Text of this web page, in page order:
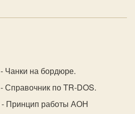
- Чанки на бордюре.
- Справочник по TR-DOS.
- Принцип работы АОН